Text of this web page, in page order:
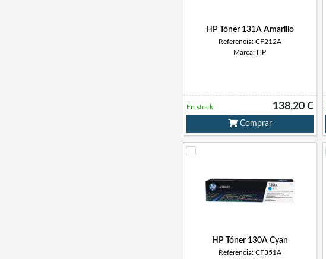
HP Tóner 131A Amarillo
Referencia: CF212A
Marca: HP
138,20 €
En stock
Comprar
HP Tóner 130A Cyan
Referencia: CF351A